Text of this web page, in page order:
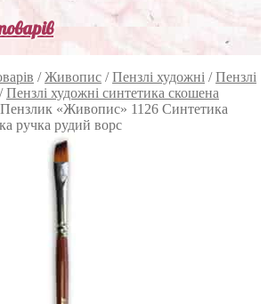
/Живопис /Пензлі художні /Пензлі
/Пензлі художні синтетика скошена
Пензлик «Живопис» 1126 Синтетика
ручка рудий ворс